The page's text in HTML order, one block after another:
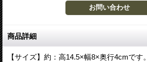
商品詳細
【サイズ】約：高14.5×幅8×奥行4cmです。